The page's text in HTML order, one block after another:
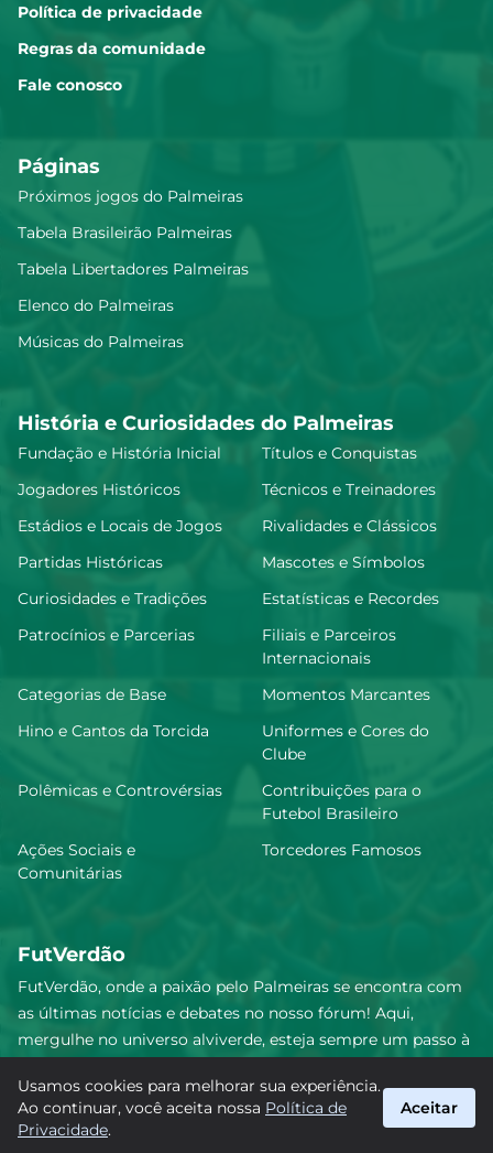
Política de privacidade
Regras da comunidade
Fale conosco
Páginas
Próximos jogos do Palmeiras
Tabela Brasileirão Palmeiras
Tabela Libertadores Palmeiras
Elenco do Palmeiras
Músicas do Palmeiras
História e Curiosidades do Palmeiras
Fundação e História Inicial
Títulos e Conquistas
Jogadores Históricos
Técnicos e Treinadores
Estádios e Locais de Jogos
Rivalidades e Clássicos
Partidas Históricas
Mascotes e Símbolos
Curiosidades e Tradições
Estatísticas e Recordes
Patrocínios e Parcerias
Filiais e Parceiros
Internacionais
Categorias de Base
Momentos Marcantes
Hino e Cantos da Torcida
Uniformes e Cores do
Clube
Polêmicas e Controvérsias
Contribuições para o
Futebol Brasileiro
Ações Sociais e
Comunitárias
Torcedores Famosos
FutVerdão
FutVerdão, onde a paixão pelo Palmeiras se encontra com
as últimas notícias e debates no nosso fórum! Aqui,
mergulhe no universo alviverde, esteja sempre um passo à
comunidade. Junte-se a nós nesta jornada emocionante!
#Palmeiras #FutVerdão
Usamos cookies para melhorar sua experiência.
Ao continuar, você aceita nossa Política de
Privacidade.
Aceitar